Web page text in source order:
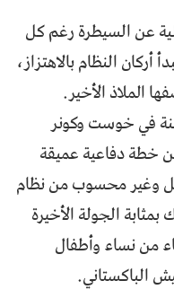
عن السيطرة رغم كل
أركان النظام بالاهتزاز،
الملاذ الأخير.
في خوست وكونر
خطة دفاعية عميقة
وغير محسوب من نظام
الجولة الأخيرة
من نساء وأطفال
الباكستاني.